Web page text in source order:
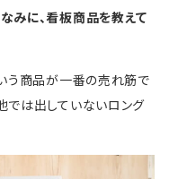
みに、看板商品を教えて
いう商品が一番の売れ筋で
では出していないロング